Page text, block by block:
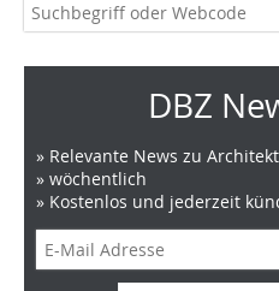
DBZ
» Relevante News zu
» wöchentlich
» Kostenlos und jederzeit